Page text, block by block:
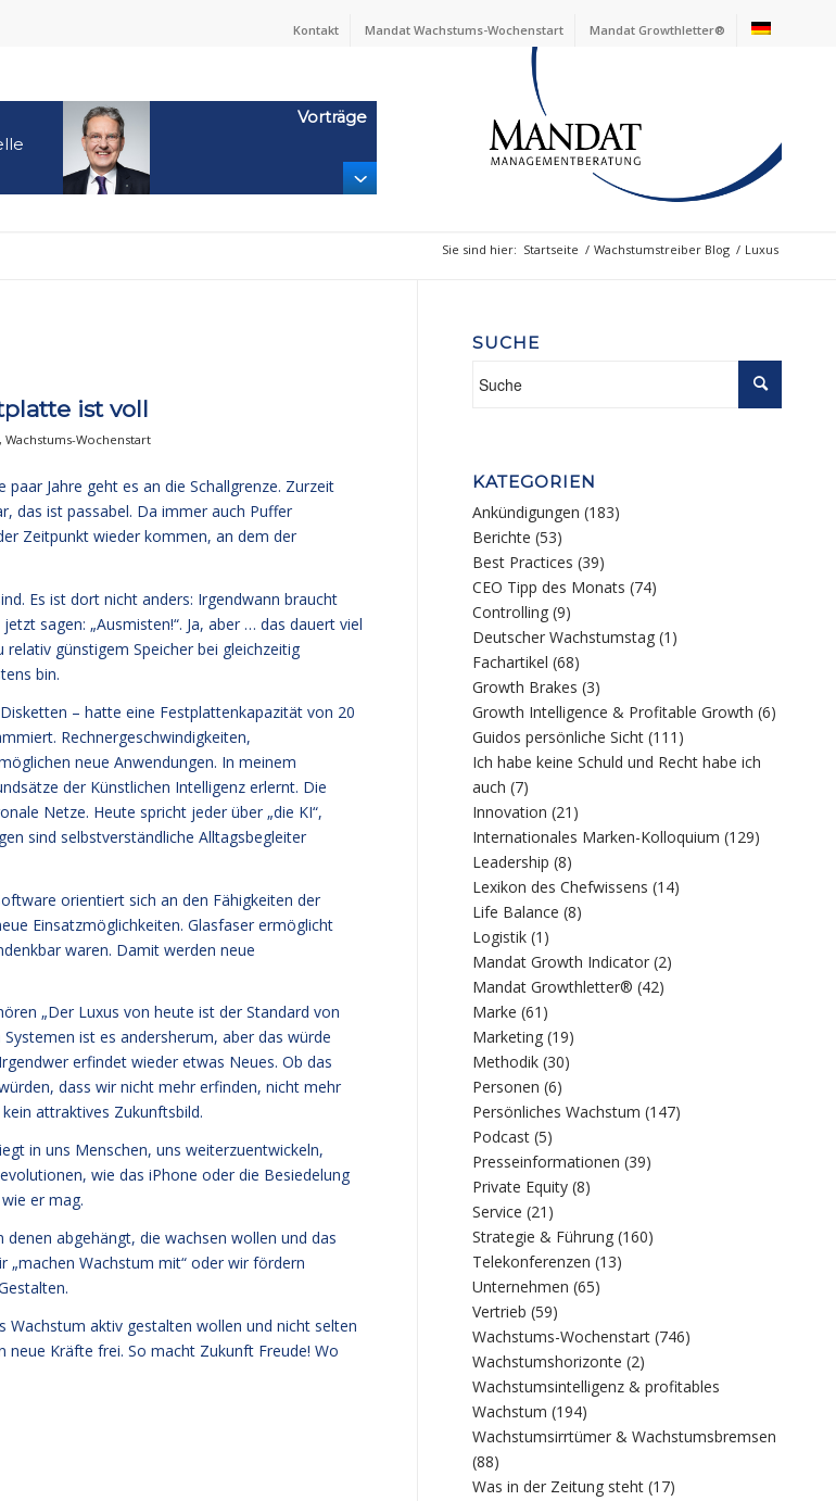
Kontakt Mandat Wachstums-Wochenstart Mandat Growthletter®
Vorträge
Sie sind hier: Startseite / Wachstumstreiber Blog / Luxus
ist voll
, Wachstums-Wochenstart
Jahre geht es an die Schallgrenze. Zurzeit
das ist passabel. Da immer auch Puffer
Zeitpunkt wieder kommen, an dem der
Es ist dort nicht anders: Irgendwann braucht
sagen: „Ausmisten!“. Ja, aber … das dauert viel
günstigem Speicher bei gleichzeitig
bin.
– hatte eine Festplattenkapazität von 20
Rechnergeschwindigkeiten,
neue Anwendungen. In meinem
der Künstlichen Intelligenz erlernt. Die
Netze. Heute spricht jeder über „die KI“,
sind selbstverständliche Alltagsbegleiter
orientiert sich an den Fähigkeiten der
Einsatzmöglichkeiten. Glasfaser ermöglicht
waren. Damit werden neue
„Der Luxus von heute ist der Standard von
ist es andersherum, aber das würde
erfindet wieder etwas Neues. Ob das
dass wir nicht mehr erfinden, nicht mehr
attraktives Zukunftsbild.
in uns Menschen, uns weiterzuentwickeln,
wie das iPhone oder die Besiedelung
er mag.
abgehängt, die wachsen wollen und das
„machen Wachstum mit“ oder wir fördern
aktiv gestalten wollen und nicht selten
neue Kräfte frei. So macht Zukunft Freude! Wo
SUCHE
KATEGORIEN
Ankündigungen (183)
Berichte (53)
Best Practices (39)
CEO Tipp des Monats (74)
Controlling (9)
Deutscher Wachstumstag (1)
Fachartikel (68)
Growth Brakes (3)
Growth Intelligence & Profitable Growth (6)
Guidos persönliche Sicht (111)
Ich habe keine Schuld und Recht habe ich
auch (7)
Innovation (21)
Internationales Marken-Kolloquium (129)
Leadership (8)
Lexikon des Chefwissens (14)
Life Balance (8)
Logistik (1)
Mandat Growth Indicator (2)
Mandat Growthletter® (42)
Marke (61)
Marketing (19)
Methodik (30)
Personen (6)
Persönliches Wachstum (147)
Podcast (5)
Presseinformationen (39)
Private Equity (8)
Service (21)
Strategie & Führung (160)
Telekonferenzen (13)
Unternehmen (65)
Vertrieb (59)
Wachstums-Wochenstart (746)
Wachstumshorizonte (2)
Wachstumsintelligenz & profitables
Wachstum (194)
Wachstumsirrtümer & Wachstumsbremsen
(88)
Was in der Zeitung steht (17)